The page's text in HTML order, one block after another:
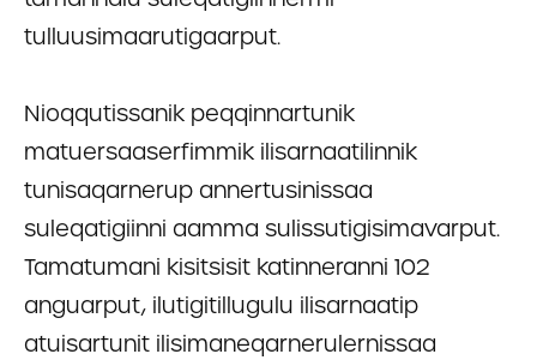
tulluusimaarutigaarput.
Nioqqutissanik peqqinnartunik
matuersaaserfimmik ilisarnaatilinnik
tunisaqarnerup annertusinissaa
suleqatigiinni aamma sulissutigisimavarput.
Tamatumani kisitsisit katinneranni 102
anguarput, ilutigitillugulu ilisarnaatip
atuisartunit ilisimaneqarnerulernissaa